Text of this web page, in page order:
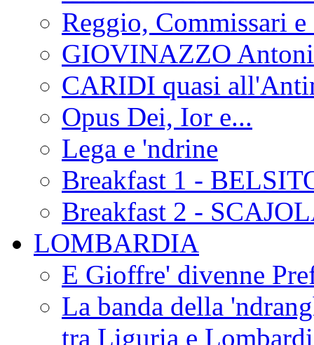
Reggio, Commissari
GIOVINAZZO
CARIDI quasi
Opus Dei, Ior e...
Lega e 'ndrine
Breakfast 1 -
Breakfast 2 -
LOMBARDIA
E Gioffre' divenne
La banda della
tra Liguria e